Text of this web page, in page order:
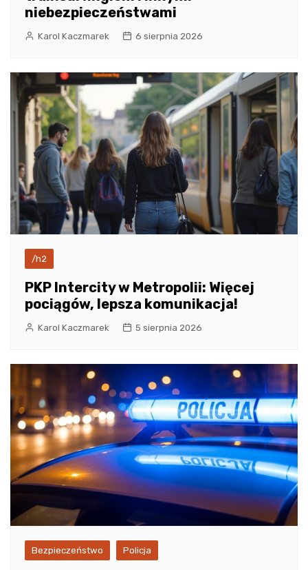
niebezpieczeństwami
Karol Kaczmarek 6 sierpnia 2026
/h2
PKP Intercity w Metropolii: Więcej
pociągów, lepsza komunikacja!
Karol Kaczmarek 5 sierpnia 2026
Bezpieczeństwo Policja